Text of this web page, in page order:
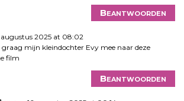
Beantwoorden
2025 at 08:02
graag mijn kleindochter Evy mee naar deze
film
Beantwoorden